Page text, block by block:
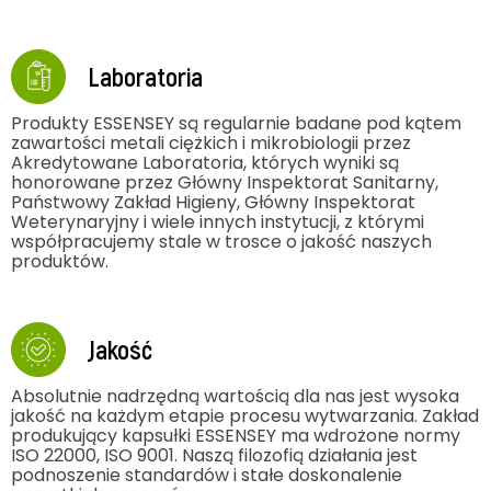
Laboratoria
Produkty ESSENSEY są regularnie badane pod kątem
zawartości metali ciężkich i mikrobiologii przez
Akredytowane Laboratoria, których wyniki są
honorowane przez Główny Inspektorat Sanitarny,
Państwowy Zakład Higieny, Główny Inspektorat
Weterynaryjny i wiele innych instytucji, z którymi
współpracujemy stale w trosce o jakość naszych
produktów.
Jakość
Absolutnie nadrzędną wartością dla nas jest wysoka
jakość na każdym etapie procesu wytwarzania. Zakład
produkujący kapsułki ESSENSEY ma wdrożone normy
ISO 22000, ISO 9001. Naszą filozofią działania jest
podnoszenie standardów i stałe doskonalenie